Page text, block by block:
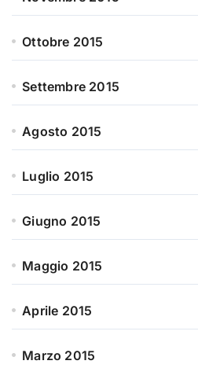
Ottobre 2015
Settembre 2015
Agosto 2015
Luglio 2015
Giugno 2015
Maggio 2015
Aprile 2015
Marzo 2015